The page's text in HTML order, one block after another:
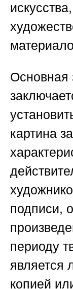
Основная
картина
подписи,
периоду
является
копией